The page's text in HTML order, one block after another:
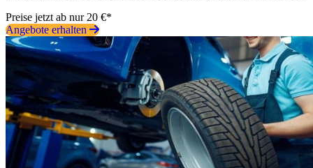
Preise jetzt ab nur 20 €*
Angebote erhalten